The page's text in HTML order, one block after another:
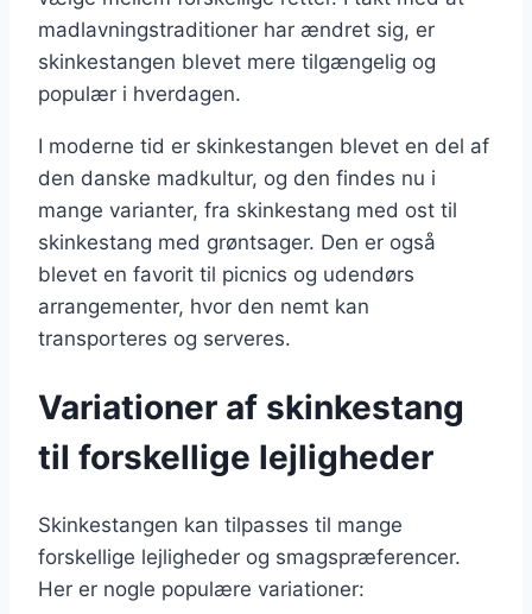
madlavningstraditioner har ændret sig, er
skinkestangen blevet mere tilgængelig og
populær i hverdagen.
I moderne tid er skinkestangen blevet en del af
den danske madkultur, og den findes nu i
mange varianter, fra skinkestang med ost til
skinkestang med grøntsager. Den er også
blevet en favorit til picnics og udendørs
arrangementer, hvor den nemt kan
transporteres og serveres.
Variationer af skinkestang
til forskellige lejligheder
Skinkestangen kan tilpasses til mange
forskellige lejligheder og smagspræferencer.
Her er nogle populære variationer: